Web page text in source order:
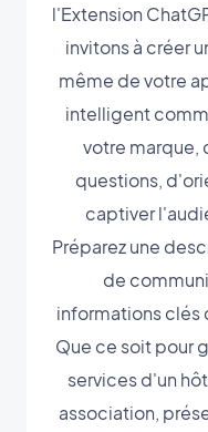
l'Extension
invitons à créer
même de votre
intelligent
votre marque,
questions,
captiver
Préparez une
de
informations clés
Que ce soit pour
services d'un
association,